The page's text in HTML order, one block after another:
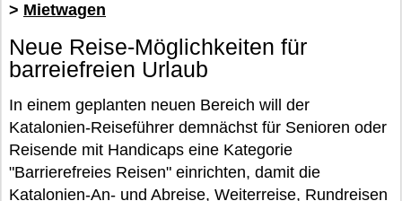
> Mietwagen
Neue Reise-Möglichkeiten für
barreiefreien Urlaub
In einem geplanten neuen Bereich will der
Katalonien-Reiseführer demnächst für Senioren oder
Reisende mit Handicaps eine Kategorie
"Barrierefreies Reisen" einrichten, damit die
Katalonien-An- und Abreise, Weiterreise, Rundreisen